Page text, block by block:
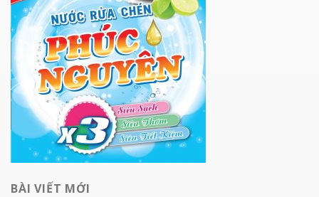
BÀI VIẾT MỚI